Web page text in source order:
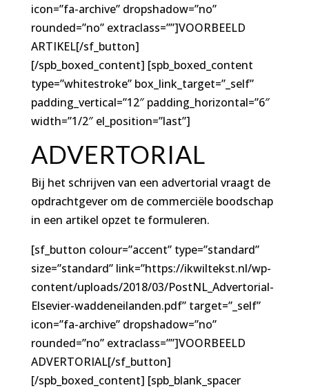
icon=”fa-archive” dropshadow=”no”
rounded=”no” extraclass=””]VOORBEELD
ARTIKEL[/sf_button]
[/spb_boxed_content] [spb_boxed_content
type=”whitestroke” box_link_target=”_self”
padding_vertical=”12″ padding_horizontal=”6″
width=”1/2″ el_position=”last”]
ADVERTORIAL
Bij het schrijven van een advertorial vraagt de
opdrachtgever om de commerciële boodschap
in een artikel opzet te formuleren.
[sf_button colour=”accent” type=”standard”
size=”standard” link=”https://ikwiltekst.nl/wp-
content/uploads/2018/03/PostNL_Advertorial-
Elsevier-waddeneilanden.pdf” target=”_self”
icon=”fa-archive” dropshadow=”no”
rounded=”no” extraclass=””]VOORBEELD
ADVERTORIAL[/sf_button]
[/spb_boxed_content] [spb_blank_spacer